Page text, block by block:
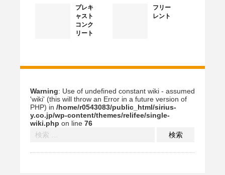
プレキ
ャスト
コンク
リート
フリー
レント
Warning: Use of undefined constant wiki - assumed
'wiki' (this will throw an Error in a future version of
PHP) in /home/r0543083/public_html/sirius-
y.co.jp/wp-content/themes/relifee/single-
wiki.php on line 76